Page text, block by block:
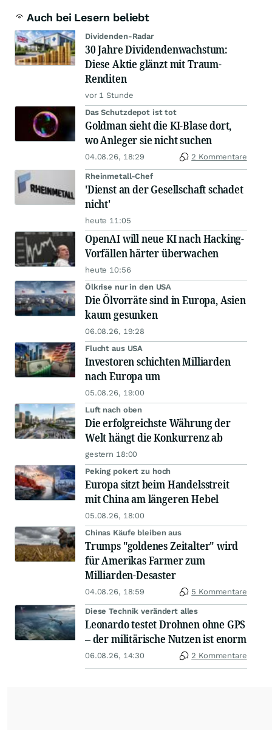
Auch bei Lesern beliebt
Dividenden-Radar
30 Jahre Dividendenwachstum:
Diese Aktie glänzt mit Traum-
Renditen
vor 1 Stunde
Das Schutzdepot ist tot
Goldman sieht die KI-Blase dort,
wo Anleger sie nicht suchen
04.08.26, 18:29 2 Kommentare
Rheinmetall-Chef
'Dienst an der Gesellschaft schadet
nicht'
heute 11:05
OpenAI will neue KI nach Hacking-
Vorfällen härter überwachen
heute 10:56
Ölkrise nur in den USA
Die Ölvorräte sind in Europa, Asien
kaum gesunken
06.08.26, 19:28
Flucht aus USA
Investoren schichten Milliarden
nach Europa um
05.08.26, 19:00
Luft nach oben
Die erfolgreichste Währung der
Welt hängt die Konkurrenz ab
gestern 18:00
Peking pokert zu hoch
Europa sitzt beim Handelsstreit
mit China am längeren Hebel
05.08.26, 18:00
Chinas Käufe bleiben aus
Trumps "goldenes Zeitalter" wird
für Amerikas Farmer zum
Milliarden-Desaster
04.08.26, 18:59 5 Kommentare
Diese Technik verändert alles
Leonardo testet Drohnen ohne GPS
– der militärische Nutzen ist enorm
06.08.26, 14:30 2 Kommentare